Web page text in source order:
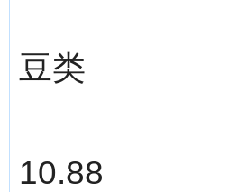
豆类
10.88